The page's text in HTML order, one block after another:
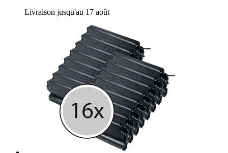
Livraison jusqu'au 17 août